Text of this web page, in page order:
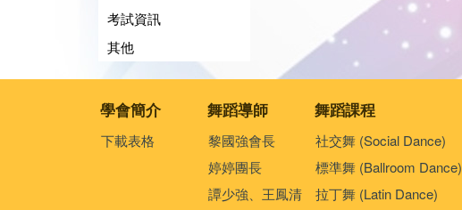
考試資訊
其他
學會簡介 舞蹈導師 舞蹈課程
下載表格
黎國強會長
婷婷團長
譚少強、王鳳清
社交舞 (Social Dance)
標準舞 (Ballroom Dance)
拉丁舞 (Latin Dance)